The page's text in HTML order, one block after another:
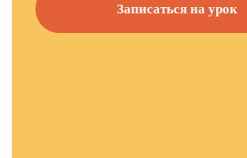
Записаться на урок